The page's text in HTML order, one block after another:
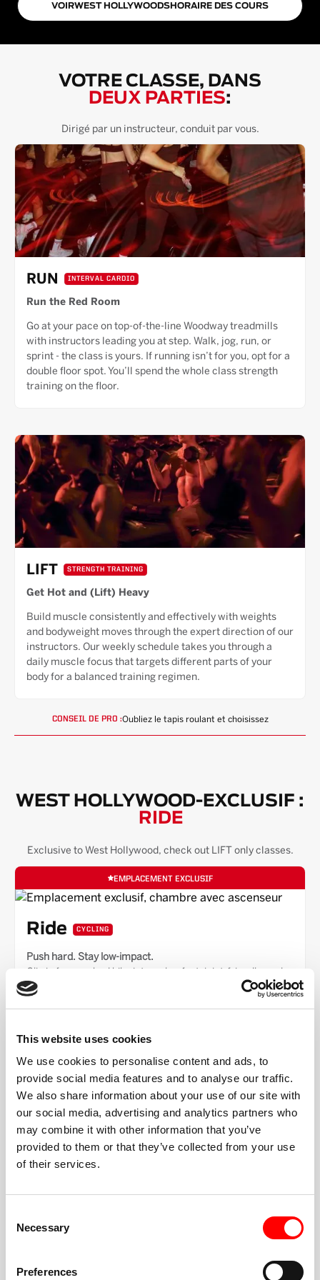
This website uses cookies
We use cookies to personalise content and ads, to
provide social media features and to analyse our traffic.
We also share information about your use of our site with
our social media, advertising and analytics partners who
may combine it with other information that you’ve
provided to them or that they’ve collected from your use
of their services.
Selection
Necessary
Preferences
VOIRWEST HOLLYWOODSHORAIRE DES COURS
VOTRE CLASSE, DANS
DEUX PARTIES:
Dirigé par un instructeur, conduit par vous.
RUN INTERVAL CARDIO
Run the Red Room
Go at your pace on top-of-the-line Woodway treadmills
with instructors leading you at step. Walk, jog, run, or
sprint - the class is yours. If running isn’t for you, opt for a
double floor spot. You’ll spend the whole class strength
training on the floor.
LIFT STRENGTH TRAINING
Get Hot and (Lift) Heavy
Build muscle consistently and effectively with weights
and bodyweight moves through the expert direction of our
instructors. Our weekly schedule takes you through a
daily muscle focus that targets different parts of your
body for a balanced training regimen.
CONSEIL DE PRO :Oubliez le tapis roulant et choisissez
WEST HOLLYWOOD-EXCLUSIF :
RIDE
Exclusive toWest Hollywood, check out LIFT only classes.
EMPLACEMENT EXCLUSIF
Ride CYCLING
Push hard. Stay low-impact.
Clip in for coached bike intervals—fast, joint-friendly, and
easy to scale. Your coach will call out options so you can
ENTREZ DANS LA CHAMBRE ROUGE
HAUTE ÉNERGIE,
Vous alternerez entre le tapis roulant et le sol (ou